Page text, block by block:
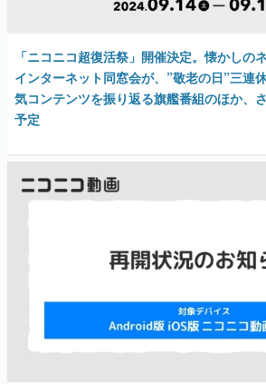
「ニコニコ超復活祭」開催決定。懐かしの
インターネット同窓会が、”敬老の日”三連
気コンテンツを振り返る旗艦番組のほか、
予定